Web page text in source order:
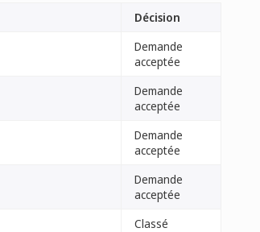
Décision
Demande
acceptée
Demande
acceptée
Demande
acceptée
Demande
acceptée
Classé